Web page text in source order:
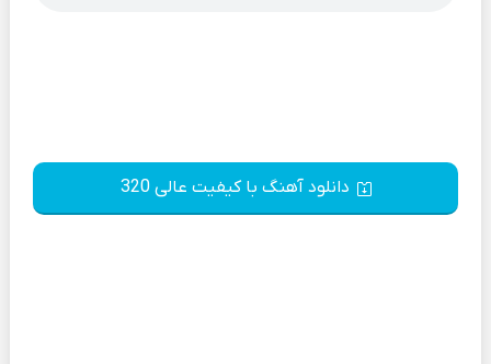
دانلود آهنگ با کیفیت عالی 320